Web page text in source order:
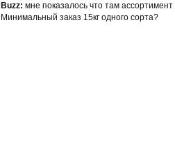
Buzz: мне показалось что там
Минимальный заказ 15кг одного сорта?